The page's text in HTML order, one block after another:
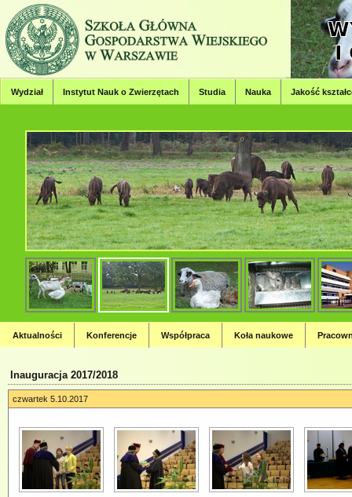
Wydział Hodowli,
Strona Wydziału Hodowli, Bioinżynierii i Ochrony Zwierząt
Wydział Instytut Nauk o Zwierzętach Studia Nauka Jakość
Aktualności Konferencje Współpraca Koła naukowe
Inauguracja 2017/2018
czwartek 5.10.2017